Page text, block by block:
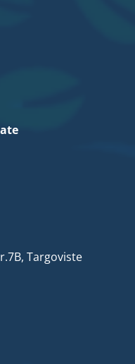
Targoviste